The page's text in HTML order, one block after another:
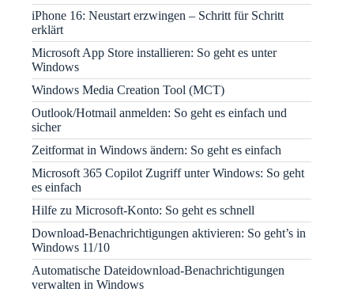
iPhone 16: Neustart erzwingen – Schritt für Schritt
erklärt
Microsoft App Store installieren: So geht es unter
Windows
Windows Media Creation Tool (MCT)
Outlook/Hotmail anmelden: So geht es einfach und
sicher
Zeitformat in Windows ändern: So geht es einfach
Microsoft 365 Copilot Zugriff unter Windows: So geht
es einfach
Hilfe zu Microsoft-Konto: So geht es schnell
Download-Benachrichtigungen aktivieren: So geht’s in
Windows 11/10
Automatische Dateidownload-Benachrichtigungen
verwalten in Windows